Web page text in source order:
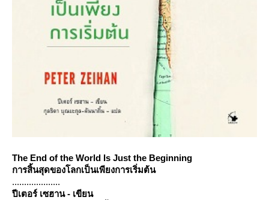
The End of the World Is Just the Beginning
การสิ้นสุดของโลกเป็นเพียงการเริ่มต้น
....................
ปีเตอร์ เซฮาน - เขียน